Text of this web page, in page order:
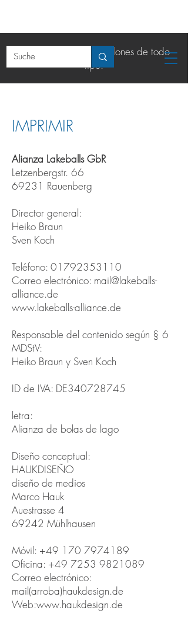
La tienda online de balones de todo
tipo.
IMPRIMIR
Alianza Lakeballs GbR
Letzenbergstr. 66
69231 Rauenberg
Director general:
Heiko Braun
Sven Koch
Teléfono: 01792353110
Correo electrónico: mail@lakeballs-
alliance.de
www.lakeballs-alliance.de
Responsable del contenido según § 6
MDStV:
Heiko Braun y Sven Koch
ID de IVA: DE340728745
letra:
Alianza de bolas de lago
Diseño conceptual:
HAUKDISEÑO
diseño de medios
Marco Hauk
Auestrasse 4
69242 Mühlhausen
Móvil: +49 170 7974189
Oficina: +49 7253 9821089
Correo electrónico:
mail(arroba)haukdesign.de
Web:www.haukdesign.de